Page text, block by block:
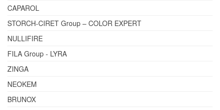
CAPAROL
STORCH-CIRET Group – COLOR EXPERT
NULLIFIRE
FILA Group - LYRA
ZINGA
NEOKEM
BRUNOX